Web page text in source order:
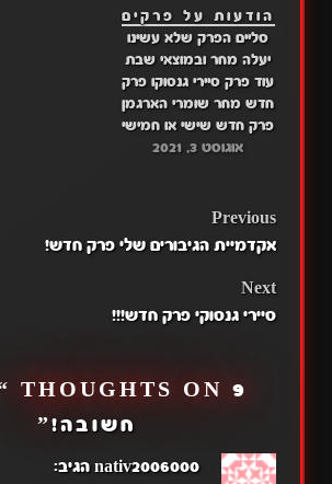
שישי ושומרי
הארגמן-חמישי(מקווה)
הודעות על פרקים
סליים הפרק שלא עשינו
יעלה מחר ובמוצאי שבת
עוד פרק סיירי גנסוקו פרק
חדש מחר שומרי הארגמן
פרק חדש שישי או חמישי
קיוקי סאורי יום שישי תהנו
אוגוסט 3, 2021
POST
Previous
אקדמיית הגיבורים שלי פרק חדש!
Next
סיירי גנסוקי פרק חדש!!!
9 THOUGHTS ON “
חשובה! ”
nativ2006000 הגיב: